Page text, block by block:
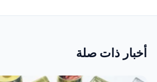
أخبار ذات صلة